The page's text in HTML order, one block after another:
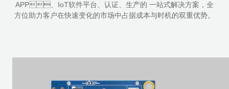
APP、IoT软件平台、认证、生产的 一站式解决方案，全
方位助力客户在快速变化的市场中占据成本与时机的双重优势。